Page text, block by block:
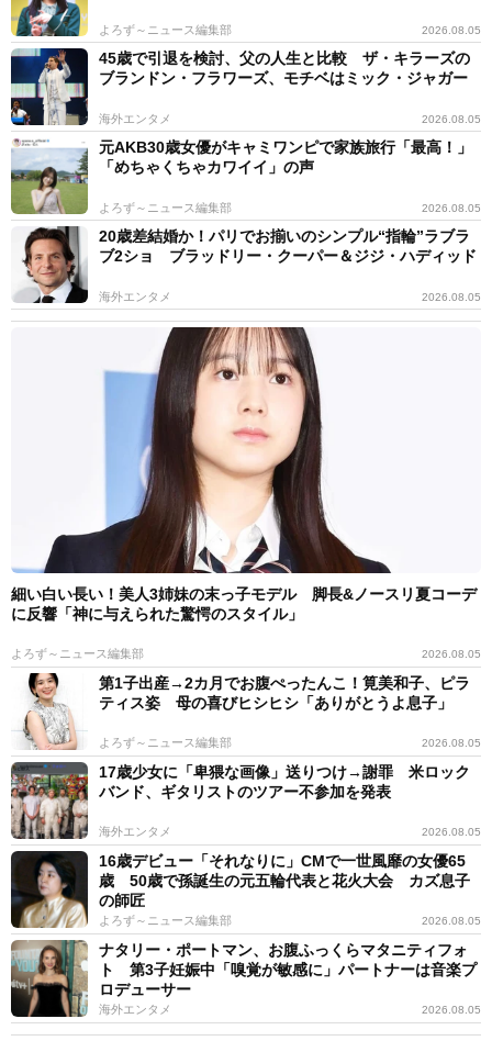
よろず～ニュース編集部 2026.08.05
45歳で引退を検討、父の人生と比較 ザ・キラーズの
ブランドン・フラワーズ、モチベはミック・ジャガー
海外エンタメ 2026.08.05
元AKB30歳女優がキャミワンピで家族旅行「最高！」
「めちゃくちゃカワイイ」の声
よろず～ニュース編集部 2026.08.05
20歳差結婚か！パリでお揃いのシンプル“指輪”ラブラ
ブ2ショ ブラッドリー・クーパー＆ジジ・ハディッド
海外エンタメ 2026.08.05
細い白い長い！美人3姉妹の末っ子モデル 脚長&ノースリ夏コーデ
に反響「神に与えられた驚愕のスタイル」
よろず～ニュース編集部 2026.08.05
第1子出産→2カ月でお腹ぺったんこ！筧美和子、ピラ
ティス姿 母の喜びヒシヒシ「ありがとうよ息子」
よろず～ニュース編集部 2026.08.05
17歳少女に「卑猥な画像」送りつけ→謝罪 米ロック
バンド、ギタリストのツアー不参加を発表
海外エンタメ 2026.08.05
16歳デビュー「それなりに」CMで一世風靡の女優65
歳 50歳で孫誕生の元五輪代表と花火大会 カズ息子
の師匠
よろず～ニュース編集部 2026.08.05
ナタリー・ポートマン、お腹ふっくらマタニティフォ
ト 第3子妊娠中「嗅覚が敏感に」パートナーは音楽プ
ロデューサー
海外エンタメ 2026.08.05